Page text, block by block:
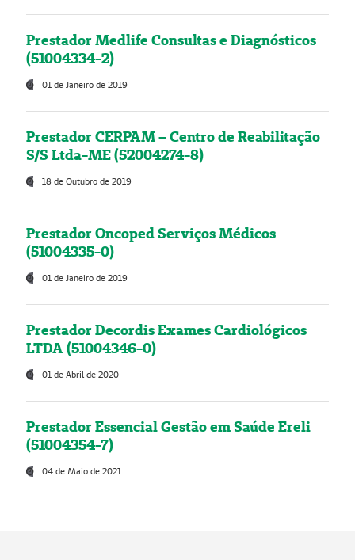
Prestador Medlife Consultas e Diagnósticos
(51004334-2)
01 de Janeiro de 2019
Prestador CERPAM – Centro de Reabilitação
S/S Ltda-ME (52004274-8)
18 de Outubro de 2019
Prestador Oncoped Serviços Médicos
(51004335-0)
01 de Janeiro de 2019
Prestador Decordis Exames Cardiológicos
LTDA (51004346-0)
01 de Abril de 2020
Prestador Essencial Gestão em Saúde Ereli
(51004354-7)
04 de Maio de 2021